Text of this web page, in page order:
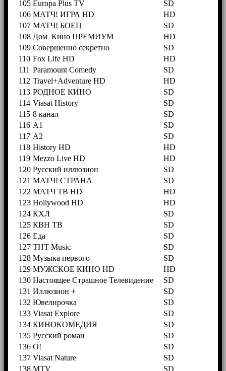
105 Europa Plus TV
SD
106 МАТЧ! ИГРА HD
HD
107 МАТЧ! БОЕЦ
SD
108 Дом Кино ПРЕМИУМ
HD
109 Совершенно секретно
SD
110 Fox Life HD
HD
111 Paramount Comedy
SD
112 Travel+Adventure HD
HD
113 РОДНОЕ КИНО
SD
114 Viasat History
SD
115 8 канал
SD
116 A1
SD
117 A2
SD
118 History HD
HD
119 Mezzo Live HD
HD
120 Русский иллюзион
SD
121 МАТЧ! СТРАНА
SD
122 МАТЧ ТВ HD
HD
123 Hollywood HD
HD
124 КХЛ
SD
125 КВН ТВ
SD
126 Еда
SD
127 ТНТ Music
SD
128 Музыка первого
SD
129 МУЖСКОЕ КИНО HD
HD
130 Настоящее Страшное Телевидение
SD
131 Иллюзион +
SD
132 Ювелирочка
SD
133 Viasat Explore
SD
134 КИНОКОМЕДИЯ
SD
135 Русский роман
SD
136 О!
SD
137 Viasat Nature
SD
138 MTV
SD